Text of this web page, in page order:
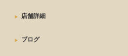
店舗詳細
ブログ